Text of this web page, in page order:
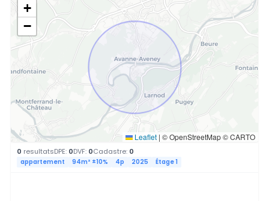
0 resultatsDPE: 0DVF: 0Cadastre: 0
appartement 94m² ±10% 4p 2025 Étage 1
+
−
Leaflet | © OpenStreetMap © CARTO